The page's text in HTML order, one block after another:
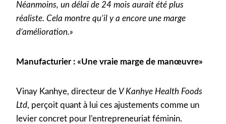
Néanmoins, un délai de 24 mois aurait été plus
réaliste. Cela montre qu’il y a encore une marge
d’amélioration.»
Manufacturier : «Une vraie marge de manœuvre»
Vinay Kanhye, directeur de V Kanhye Health Foods
Ltd, perçoit quant à lui ces ajustements comme un
levier concret pour l’entrepreneuriat féminin.